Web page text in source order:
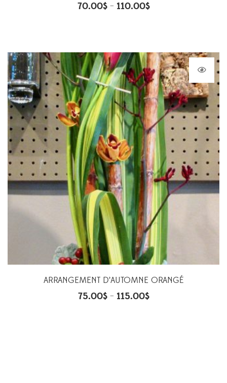
70.00$– 110.00$
ARRANGEMENT D’AUTOMNE ORANGÉ
75.00$– 115.00$